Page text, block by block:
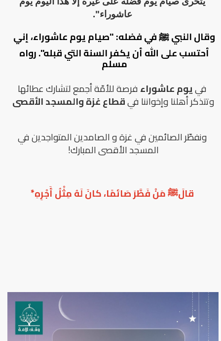
عاشوراء".
وقال النبي ﷺ في فضله: "صيام يوم عاشوراء، إني
أحتسب على الله أن يكفر السنة التي قبله". رواه
مسلم
فييوم عاشوراءفرصة للأمّة أجمع لتشارك عطائها
وتتذكر أهلنا وإخواننا فيقطاع غزة والمسجد الأقصى
ونفطّر الصائمين في غزة و الصامدين المتواجدين في
المسجد الأقصى المبارك!
قالَﷺ مَنْ فَطَّرَ صَائمًا، كانَ لَهُ مِثْلُ أَجْرِهِ*